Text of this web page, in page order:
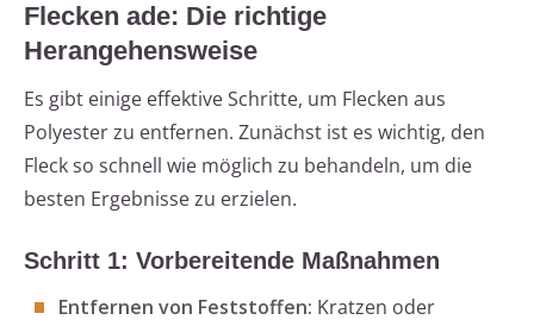
Flecken ade: Die richtige
Herangehensweise
Es gibt einige effektive Schritte, um Flecken aus
Polyester zu entfernen. Zunächst ist es wichtig, den
Fleck so schnell wie möglich zu behandeln, um die
besten Ergebnisse zu erzielen.
Schritt 1: Vorbereitende Maßnahmen
Entfernen von Feststoffen: Kratzen oder